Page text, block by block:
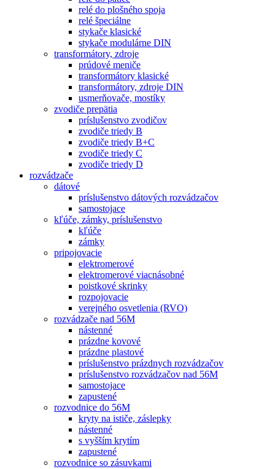
relé do plošného spoja
relé špeciálne
stykače klasické
stykače modulárne DIN
transformátory, zdroje
prúdové meniče
transformátory klasické
transformátory, zdroje DIN
usmerňovače, mostíky
zvodiče prepätia
príslušenstvo zvodičov
zvodiče triedy B
zvodiče triedy B+C
zvodiče triedy C
zvodiče triedy D
rozvádzače
dátové
príslušenstvo dátových rozvádzačov
samostojace
kľúče, zámky, príslušenstvo
kľúče
zámky
pripojovacie
elektromerové
elektromerové viacnásobné
poistkové skrinky
rozpojovacie
verejného osvetlenia (RVO)
rozvádzače nad 56M
nástenné
prázdne kovové
prázdne plastové
príslušenstvo prázdnych rozvádzačov
príslušenstvo rozvádzačov nad 56M
samostojace
zapustené
rozvodnice do 56M
kryty na ističe, záslepky
nástenné
s vyšším krytím
zapustené
rozvodnice so zásuvkami